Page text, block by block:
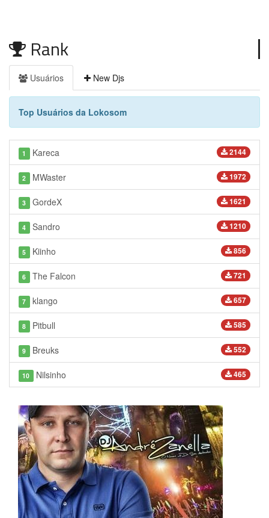
Rank
Usuários New Djs
Top Usuários da Lokosom
2144
1 Kareca
1972
2 MWaster
1621
3 GordeX
1210
4 Sandro
856
5 Kiinho
721
6 The Falcon
657
7 klango
585
8 Pitbull
552
9 Breuks
465
10 Nilsinho